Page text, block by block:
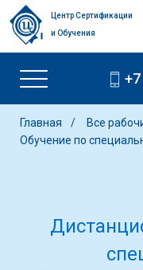
Центр Сертификации
и Обучения
Главная
Все
Обучение по